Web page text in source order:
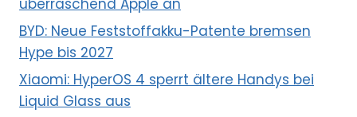
überraschend Apple an
BYD: Neue Feststoffakku-Patente bremsen
Hype bis 2027
Xiaomi: HyperOS 4 sperrt ältere Handys bei
Liquid Glass aus